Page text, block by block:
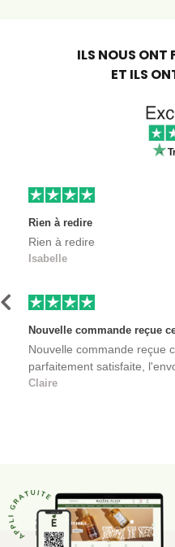
ILS NOUS ONT
ET ILS
Rien à redire
Rien à redire
Isabelle
Nouvelle commande reçue
parfaitement satisfaite,
Claire
Précédent